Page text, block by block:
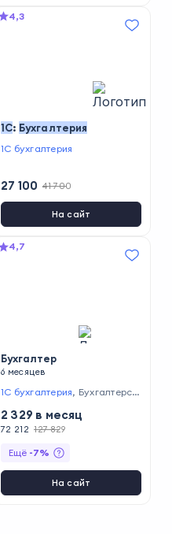
4,3
1С: Бухгалтерия
1С бухгалтерия
27 100 41 700
На сайт
4,7
Бухгалтер
6 месяцев
1С бухгалтерия, Бухгалтерск
вание, Excel и Google Таблиц
ы
2 329 в месяц
72 212 127 829
Ещё -7%
На сайт